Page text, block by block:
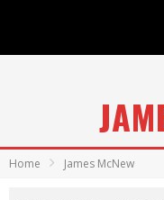
Home James McNew